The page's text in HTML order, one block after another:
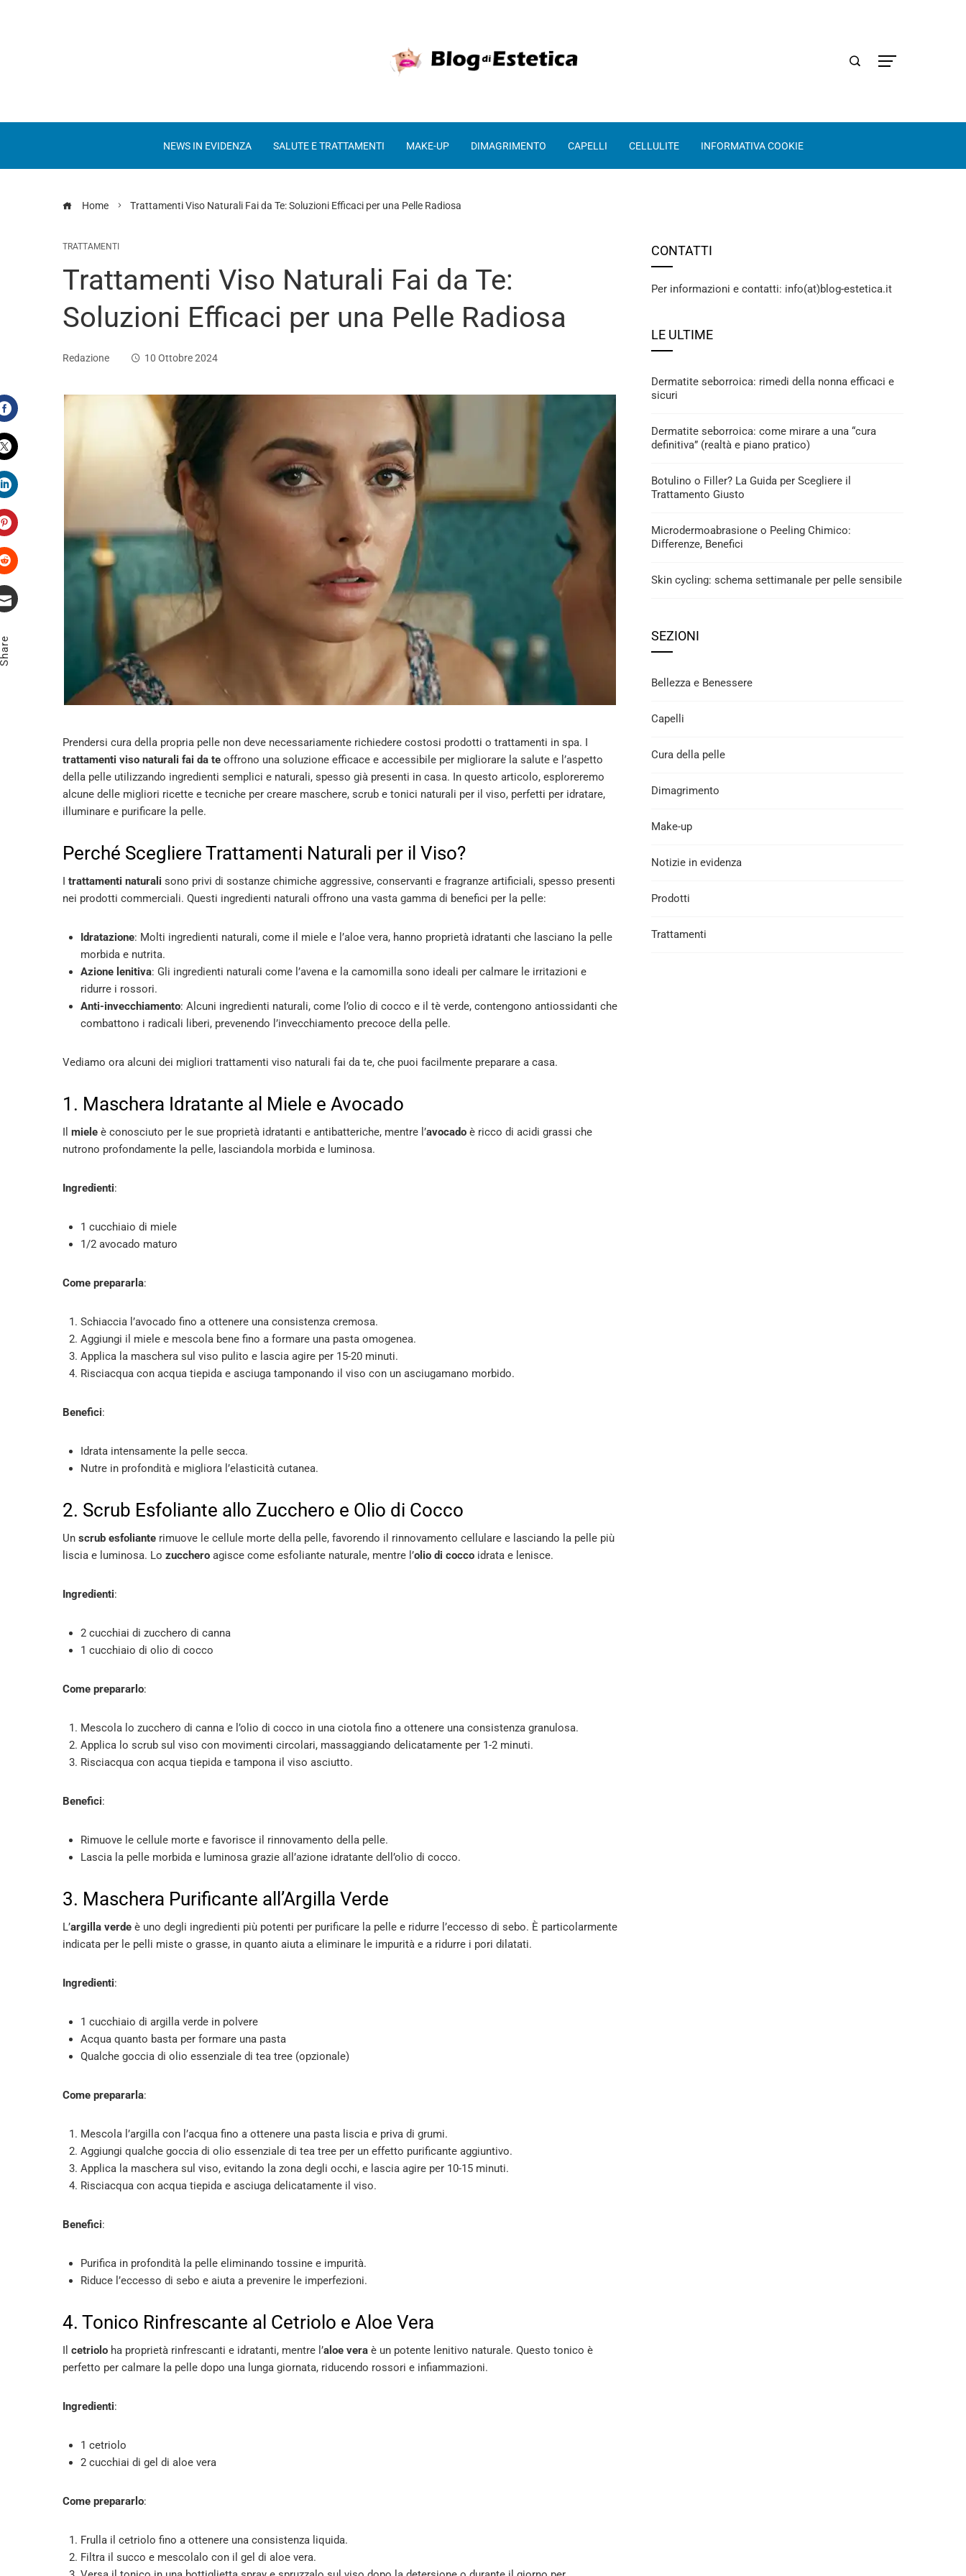
NEWS IN EVIDENZA SALUTE E TRATTAMENTI MAKE-UP DIMAGRIMENTO CAPELLI CELLULITE INFORMATIVA COOKIE
Home Trattamenti Viso Naturali Fai da Te: Soluzioni Efficaci per una Pelle Radiosa
TRATTAMENTI
Trattamenti Viso Naturali Fai da Te:
Soluzioni Efficaci per una Pelle Radiosa
Redazione 10 Ottobre 2024
Facebook
Twitter
LinkedIn
Pinterest
Stumbleupon
Prendersi cura della propria pelle non deve necessariamente richiedere costosi prodotti o trattamenti in spa. I
trattamenti viso naturali fai da te offrono una soluzione efficace e accessibile per migliorare la salute e l’aspetto
della pelle utilizzando ingredienti semplici e naturali, spesso già presenti in casa. In questo articolo, esploreremo
alcune delle migliori ricette e tecniche per creare maschere, scrub e tonici naturali per il viso, perfetti per idratare,
illuminare e purificare la pelle.
Perché Scegliere Trattamenti Naturali per il Viso?
I trattamenti naturali sono privi di sostanze chimiche aggressive, conservanti e fragranze artificiali, spesso presenti
nei prodotti commerciali. Questi ingredienti naturali offrono una vasta gamma di benefici per la pelle:
Idratazione: Molti ingredienti naturali, come il miele e l’aloe vera, hanno proprietà idratanti che lasciano la pelle
morbida e nutrita.
Azione lenitiva: Gli ingredienti naturali come l’avena e la camomilla sono ideali per calmare le irritazioni e
ridurre i rossori.
Anti-invecchiamento: Alcuni ingredienti naturali, come l’olio di cocco e il tè verde, contengono antiossidanti che
combattono i radicali liberi, prevenendo l’invecchiamento precoce della pelle.
Vediamo ora alcuni dei migliori trattamenti viso naturali fai da te, che puoi facilmente preparare a casa.
1. Maschera Idratante al Miele e Avocado
Il miele è conosciuto per le sue proprietà idratanti e antibatteriche, mentre l’avocado è ricco di acidi grassi che
nutrono profondamente la pelle, lasciandola morbida e luminosa.
Ingredienti:
1 cucchiaio di miele
1/2 avocado maturo
Come prepararla:
Schiaccia l’avocado fino a ottenere una consistenza cremosa.
Aggiungi il miele e mescola bene fino a formare una pasta omogenea.
Applica la maschera sul viso pulito e lascia agire per 15-20 minuti.
Risciacqua con acqua tiepida e asciuga tamponando il viso con un asciugamano morbido.
Benefici:
Idrata intensamente la pelle secca.
Nutre in profondità e migliora l’elasticità cutanea.
2. Scrub Esfoliante allo Zucchero e Olio di Cocco
Un scrub esfoliante rimuove le cellule morte della pelle, favorendo il rinnovamento cellulare e lasciando la pelle più
liscia e luminosa. Lo zucchero agisce come esfoliante naturale, mentre l’olio di cocco idrata e lenisce.
Ingredienti:
2 cucchiai di zucchero di canna
1 cucchiaio di olio di cocco
Come prepararlo:
Mescola lo zucchero di canna e l’olio di cocco in una ciotola fino a ottenere una consistenza granulosa.
Applica lo scrub sul viso con movimenti circolari, massaggiando delicatamente per 1-2 minuti.
Risciacqua con acqua tiepida e tampona il viso asciutto.
Benefici:
Rimuove le cellule morte e favorisce il rinnovamento della pelle.
Lascia la pelle morbida e luminosa grazie all’azione idratante dell’olio di cocco.
3. Maschera Purificante all’Argilla Verde
L’argilla verde è uno degli ingredienti più potenti per purificare la pelle e ridurre l’eccesso di sebo. È particolarmente
indicata per le pelli miste o grasse, in quanto aiuta a eliminare le impurità e a ridurre i pori dilatati.
Ingredienti:
1 cucchiaio di argilla verde in polvere
Acqua quanto basta per formare una pasta
Qualche goccia di olio essenziale di tea tree (opzionale)
Come prepararla:
Mescola l’argilla con l’acqua fino a ottenere una pasta liscia e priva di grumi.
Aggiungi qualche goccia di olio essenziale di tea tree per un effetto purificante aggiuntivo.
Applica la maschera sul viso, evitando la zona degli occhi, e lascia agire per 10-15 minuti.
Risciacqua con acqua tiepida e asciuga delicatamente il viso.
Benefici:
Purifica in profondità la pelle eliminando tossine e impurità.
Riduce l’eccesso di sebo e aiuta a prevenire le imperfezioni.
4. Tonico Rinfrescante al Cetriolo e Aloe Vera
Il cetriolo ha proprietà rinfrescanti e idratanti, mentre l’aloe vera è un potente lenitivo naturale. Questo tonico è
perfetto per calmare la pelle dopo una lunga giornata, riducendo rossori e infiammazioni.
Ingredienti:
1 cetriolo
2 cucchiai di gel di aloe vera
Come prepararlo:
Frulla il cetriolo fino a ottenere una consistenza liquida.
Filtra il succo e mescolalo con il gel di aloe vera.
CONTATTI
Per informazioni e contatti: info(at)blog-estetica.it
LE ULTIME
Dermatite seborroica: rimedi della nonna efficaci e
sicuri
Dermatite seborroica: come mirare a una “cura
definitiva” (realtà e piano pratico)
Botulino o Filler? La Guida per Scegliere il
Trattamento Giusto
Microdermoabrasione o Peeling Chimico:
Differenze, Benefici
Skin cycling: schema settimanale per pelle sensibile
SEZIONI
Bellezza e Benessere
Capelli
Cura della pelle
Dimagrimento
Make-up
Notizie in evidenza
Prodotti
Trattamenti